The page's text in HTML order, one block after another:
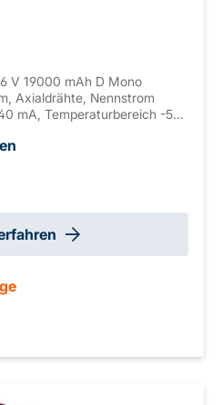
V 19000 mAh D Mono
Axialdrähte, Nennstrom
mA, Temperaturbereich -55